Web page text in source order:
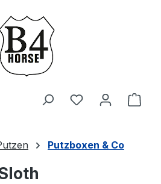
Du hast 0
Putzboxen & Co